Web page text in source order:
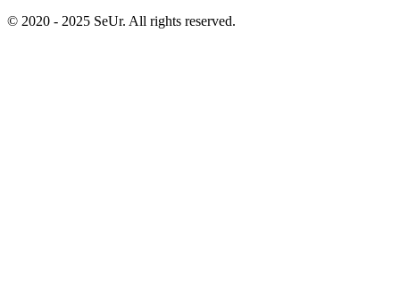
© 2020 - 2025 SeUr. All rights reserved.